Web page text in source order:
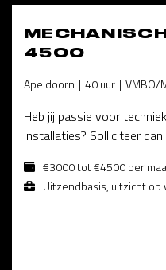
4500
Apeldoorn 40 uur VMBO/
Heb jij passie voor
installaties? Solliciteer dan
€3000 tot €4500 per
Uitzendbasis, uitzicht